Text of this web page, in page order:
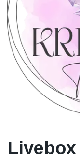
Livebox